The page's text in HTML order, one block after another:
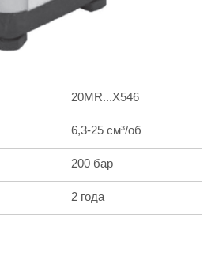
20MR...X546
6,3-25 см³/об
200 бар
2 года